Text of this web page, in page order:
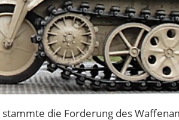
stammte die Forderung des